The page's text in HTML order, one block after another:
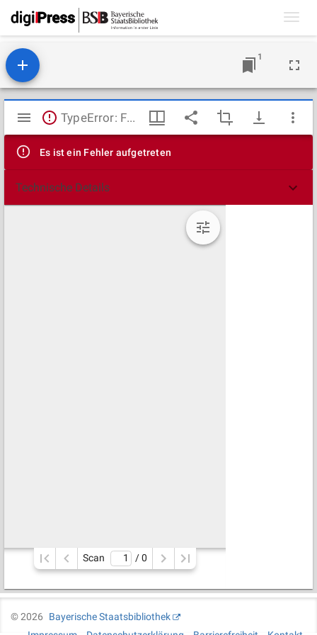
1
Mirador
Viewer
TypeError: Failed to fetch
Es ist ein Fehler aufgetreten
Technische Details
Scan / 0
©2026
Bayerische Staatsbibliothek